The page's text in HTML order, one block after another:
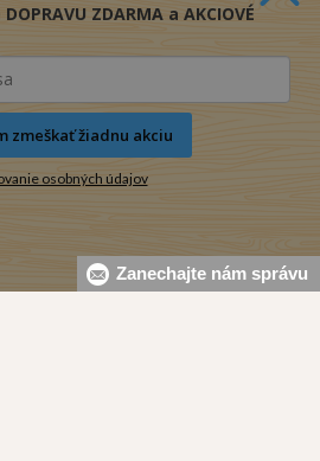
Zanechajte nám správu
ZDARMA a AKCIOVÉ
zmeškať žiadnu akciu
osobných údajov